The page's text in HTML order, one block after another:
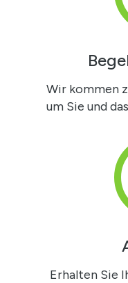
Wir kommen
um Sie und
Erhalten Sie